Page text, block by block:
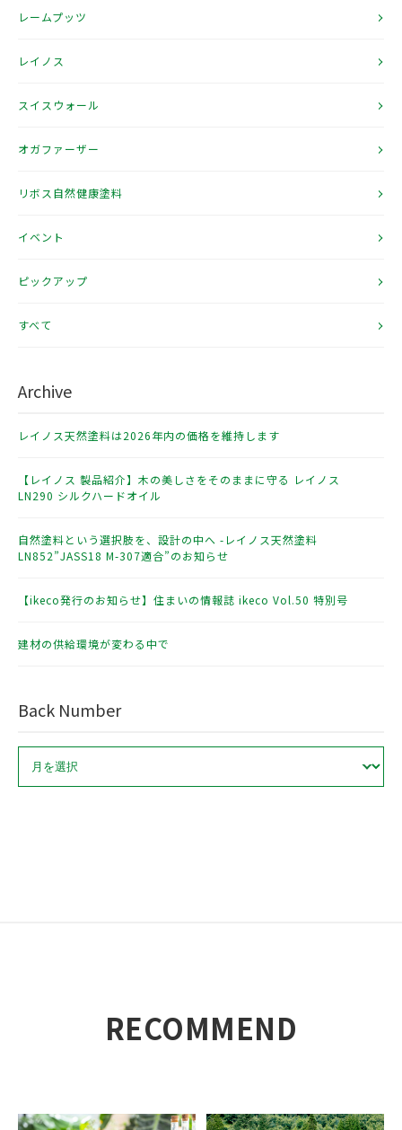
レームプッツ
レイノス
スイスウォール
オガファーザー
リボス自然健康塗料
イベント
ピックアップ
すべて
Archive
レイノス天然塗料は2026年内の価格を維持します
【レイノス 製品紹介】木の美しさをそのままに守る レイノス
LN290 シルクハードオイル
自然塗料という選択肢を、設計の中へ -レイノス天然塗料
LN852”JASS18 M-307適合”のお知らせ
【ikeco発行のお知らせ】住まいの情報誌 ikeco Vol.50 特別号
建材の供給環境が変わる中で
Back Number
ア
イ
RECOMMEND